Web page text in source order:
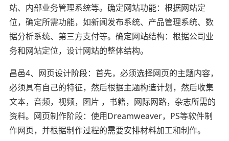
站、内部业务管理系统等。确定网站功能：根据网站定
位，确定所需功能，如新闻发布系统、产品管理系统、数
据分析系统、第三方支付等。确定网站结构：根据公司业
务和网站定位，设计网站的整体结构。
昌邑4、网页设计阶段：首先，必须选择网页的主题内容，
必须具有自己的特征，然后根据主题构造计划，然后收集
文本，音频，视频，图片 ，书籍，网际网路，杂志所需的
资料。网页制作阶段：使用Dreamweaver，PS等软件制
作网页，并根据制作过程的需要安排材料加工和制作。